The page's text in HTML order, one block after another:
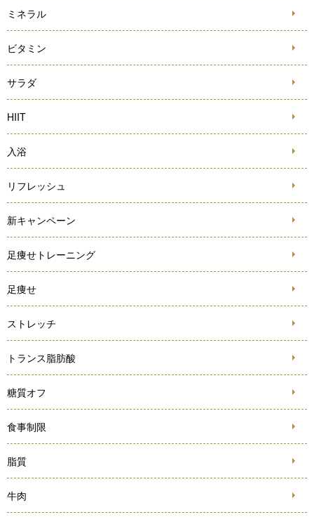
ミネラル
ビタミン
サラダ
HIIT
入浴
リフレッシュ
新キャンペーン
足痩せトレーニング
足痩せ
ストレッチ
トランス脂肪酸
糖質オフ
食事制限
脂質
牛肉